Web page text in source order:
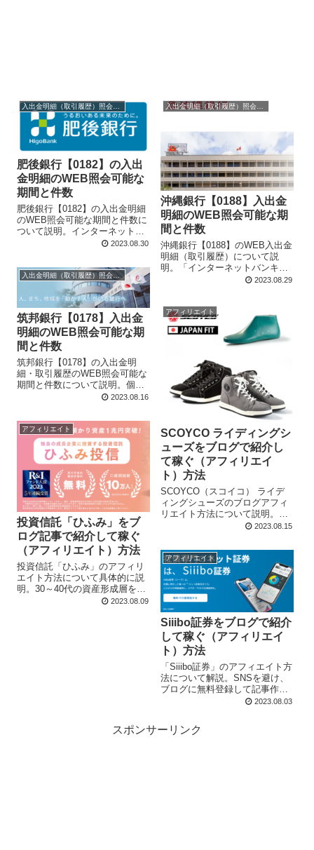
入出金明細（取引履歴）照会・閲覧
肥後銀行【0182】の入出
金明細のWEB照会可能な
期間と件数
肥後銀行【0182】の入出金明細
のWEB照会可能な期間と件数に
ついて説明。インターネットバ
ンキングなら、最大で過去4年分
分の照会が可能。ただし、両方
とも、細かい条件がある。
2023.08.30
入出金明細（取引履歴）照会・閲覧
沖縄銀行【0188】入出金
明細のWEB照会可能な期
間と件数
沖縄銀行【0188】のWEB入出金
明細（取引履歴）について説
明。「インターネットバンキン
グ」なら、最大で2か月前まで照
か月までまで照会可能。
2023.08.29
入出金明細（取引履歴）照会・閲覧
筑邦銀行【0178】入出金
明細のWEB照会可能な期
間と件数
筑邦銀行【0178】の入出金明
細・取引履歴のWEB照会可能な
期間と件数について説明。個人
向けインターネットバンキング
照会できる。ただし、ちくぎん
アプリの場合はアプリ連携日以
降の照会となる。
2023.08.16
アフィリエイト
SCOYCO ライディングシ
ューズをブログで紹介し
て稼ぐ（アフィリエイ
ト）方法
SCOYCO（スコイコ） ライデ
ィングシューズのブログアフィ
リエイト方法について説明。
A8.netに無料登録、HATOYA
や動画を入れた具体的な記事作
成を推奨。
2023.08.15
アフィリエイト
投資信託「ひふみ」をブ
ログ記事で紹介して稼ぐ
（アフィリエイト）方法
投資信託「ひふみ」のアフィリ
エイト方法について具体的に説
明。30～40代の資産形成層をタ
ーゲットにした、わかりやすく
2023.08.09
アフィリエイト
Siiibo証券をブログで紹介
して稼ぐ（アフィリエイ
ト）方法
「Siiibo証券」のアフィエイト方
法について解説。SNSを避け、
ブログに無料登録して記事作成
をして、A8.netから得た広告コ
エイトが可能になることを説
明。記事作成時には具体的な画
2023.08.03
スポンサーリンク